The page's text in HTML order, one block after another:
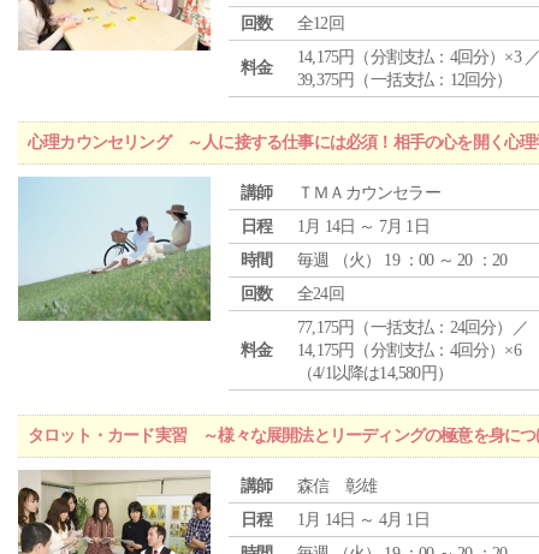
回数
全12回
料金
14,175円（分割支払：4回分）×3
39,375円（一括支払：12回分）
心理カウンセリング ～人に接する仕事には必須！相手の心を開く心理
講師
ＴＭＡカウンセラー
日程
1月 14日 ～ 7月 1日
時間
毎週 （火 ） 19 ：00 ～ 20 ：20
回数
全24回
料金
77,175円（一括支払：24回分）／
14,175円（分割支払：4回分）×6
（4/1以降は14,580円）
タロット・カード実習 ～様々な展開法とリーディングの極意を身につ
講師
森信 彰雄
日程
1月 14日 ～ 4月 1日